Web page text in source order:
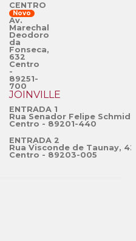
CENTRO
Novo
Av.
Marechal
Deodoro
da
Fonseca,
632
Centro
-
89251-
700
JOINVILLE
ENTRADA 1
Rua Senador Felipe
Centro - 89201-440
ENTRADA 2
Rua Visconde de Taunay,
Centro - 89203-005